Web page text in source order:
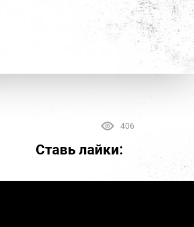
406
Ставь лайки: